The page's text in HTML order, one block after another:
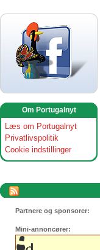
Om Portugalnyt
Læs om Portugalnyt
Privatlivspolitik
Cookie indstillinger
Partnere og sponsorer:
Mini-annoncører: